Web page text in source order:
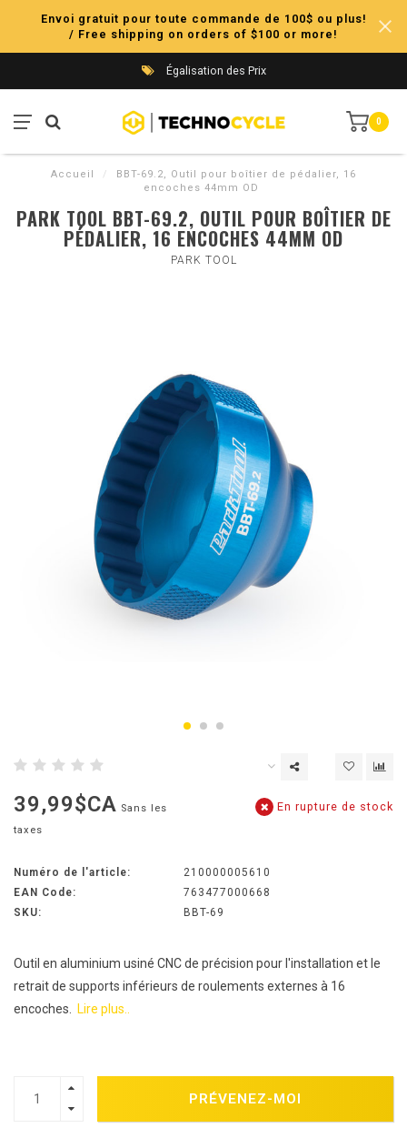
Envoi gratuit pour toute commande de 100$ ou plus!
/ Free shipping on orders of $100 or more!
Égalisation des Prix
0
Accueil /
BBT-69.2, Outil pour boîtier de pédalier, 16
encoches 44mm OD
PARK TOOL BBT-69.2, OUTIL POUR BOÎTIER DE
PÉDALIER, 16 ENCOCHES 44MM OD
PARK TOOL
39,99$CA Sans les
taxes
En rupture de stock
Numéro de l'article:
210000005610
EAN Code:
763477000668
SKU:
BBT-69
Outil en aluminium usiné CNC de précision pour l'installation et le
retrait de supports inférieurs de roulements externes à 16
encoches. Lire plus..
PRÉVENEZ-MOI